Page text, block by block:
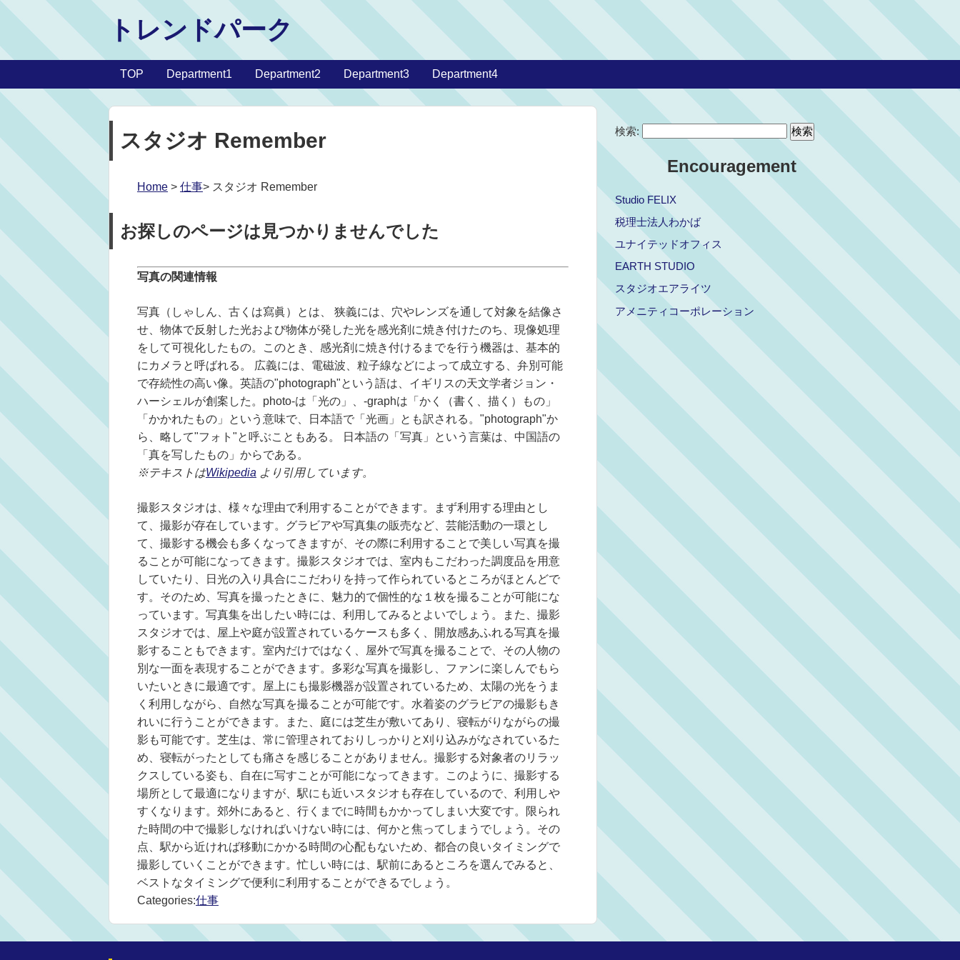
トレンドパーク
TOP Department1 Department2 Department3 Department4
スタジオ Remember
Home > 仕事> スタジオ Remember
お探しのページは見つかりませんでした
写真の関連情報
写真（しゃしん、古くは寫眞）とは、 狭義には、穴やレンズを通して対象を結像さ
せ、物体で反射した光および物体が発した光を感光剤に焼き付けたのち、現像処理
をして可視化したもの。このとき、感光剤に焼き付けるまでを行う機器は、基本的
にカメラと呼ばれる。 広義には、電磁波、粒子線などによって成立する、弁別可能
で存続性の高い像。英語の"photograph"という語は、イギリスの天文学者ジョン・
ハーシェルが創案した。photo-は「光の」、-graphは「かく（書く、描く）もの」
「かかれたもの」という意味で、日本語で「光画」とも訳される。"photograph"か
ら、略して"フォト"と呼ぶこともある。 日本語の「写真」という言葉は、中国語の
「真を写したもの」からである。
※テキストはWikipedia より引用しています。
撮影スタジオは、様々な理由で利用することができます。まず利用する理由とし
て、撮影が存在しています。グラビアや写真集の販売など、芸能活動の一環とし
て、撮影する機会も多くなってきますが、その際に利用することで美しい写真を撮
ることが可能になってきます。撮影スタジオでは、室内もこだわった調度品を用意
していたり、日光の入り具合にこだわりを持って作られているところがほとんどで
す。そのため、写真を撮ったときに、魅力的で個性的な１枚を撮ることが可能にな
っています。写真集を出したい時には、利用してみるとよいでしょう。また、撮影
スタジオでは、屋上や庭が設置されているケースも多く、開放感あふれる写真を撮
影することもできます。室内だけではなく、屋外で写真を撮ることで、その人物の
別な一面を表現することができます。多彩な写真を撮影し、ファンに楽しんでもら
いたいときに最適です。屋上にも撮影機器が設置されているため、太陽の光をうま
く利用しながら、自然な写真を撮ることが可能です。水着姿のグラビアの撮影もき
れいに行うことができます。また、庭には芝生が敷いてあり、寝転がりながらの撮
影も可能です。芝生は、常に管理されておりしっかりと刈り込みがなされているた
め、寝転がったとしても痛さを感じることがありません。撮影する対象者のリラッ
クスしている姿も、自在に写すことが可能になってきます。このように、撮影する
場所として最適になりますが、駅にも近いスタジオも存在しているので、利用しや
すくなります。郊外にあると、行くまでに時間もかかってしまい大変です。限られ
た時間の中で撮影しなければいけない時には、何かと焦ってしまうでしょう。その
点、駅から近ければ移動にかかる時間の心配もないため、都合の良いタイミングで
撮影していくことができます。忙しい時には、駅前にあるところを選んでみると、
ベストなタイミングで便利に利用することができるでしょう。
Categories:仕事
検索:
Encouragement
Studio FELIX
税理士法人わかば
ユナイテッドオフィス
EARTH STUDIO
スタジオエアライツ
アメニティコーポレーション